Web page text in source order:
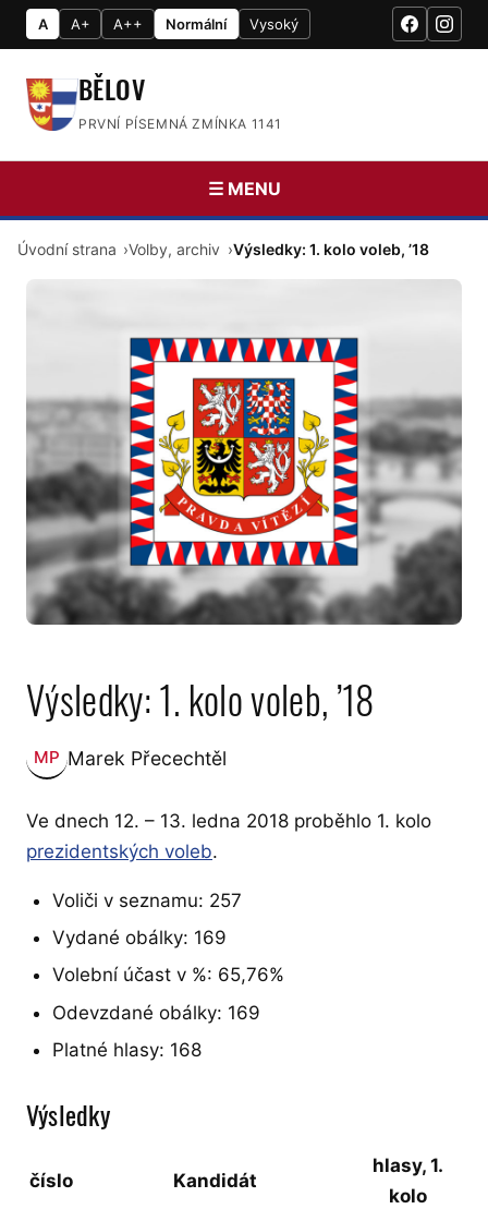
A A+ A++ Normální Vysoký
BĚLOV
PRVNÍ PÍSEMNÁ ZMÍNKA 1141
☰ MENU
Úvodní strana Volby, archiv Výsledky: 1. kolo voleb, ’18
Výsledky: 1. kolo voleb, ’18
MP Zveřejnil:
Marek Přecechtěl
Ve dnech 12. – 13. ledna 2018 proběhlo 1. kolo
prezidentských voleb.
Voliči v seznamu: 257
Vydané obálky: 169
Volební účast v %: 65,76%
Odevzdané obálky: 169
Platné hlasy: 168
Výsledky
číslo Kandidát
hlasy, 1.
kolo